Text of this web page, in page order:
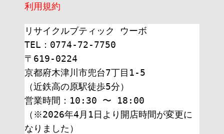
利用規約
リサイクルブティック ウーボ
TEL：0774-72-7750
〒619-0224
京都府木津川市兜台7丁目1-5
（近鉄高の原駅徒歩5分）
営業時間：10:30 〜 18:00
（※2026年4月1日より開店時間が変更に
なりました）